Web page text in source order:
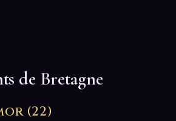
de Bretagne
(22)